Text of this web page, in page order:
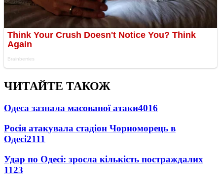
ЧИТАЙТЕ ТАКОЖ
Одеса зазнала масованої атаки4016
Росія атакувала стадіон Чорноморець в
Одесі2111
Удар по Одесі: зросла кількість постраждалих
1123